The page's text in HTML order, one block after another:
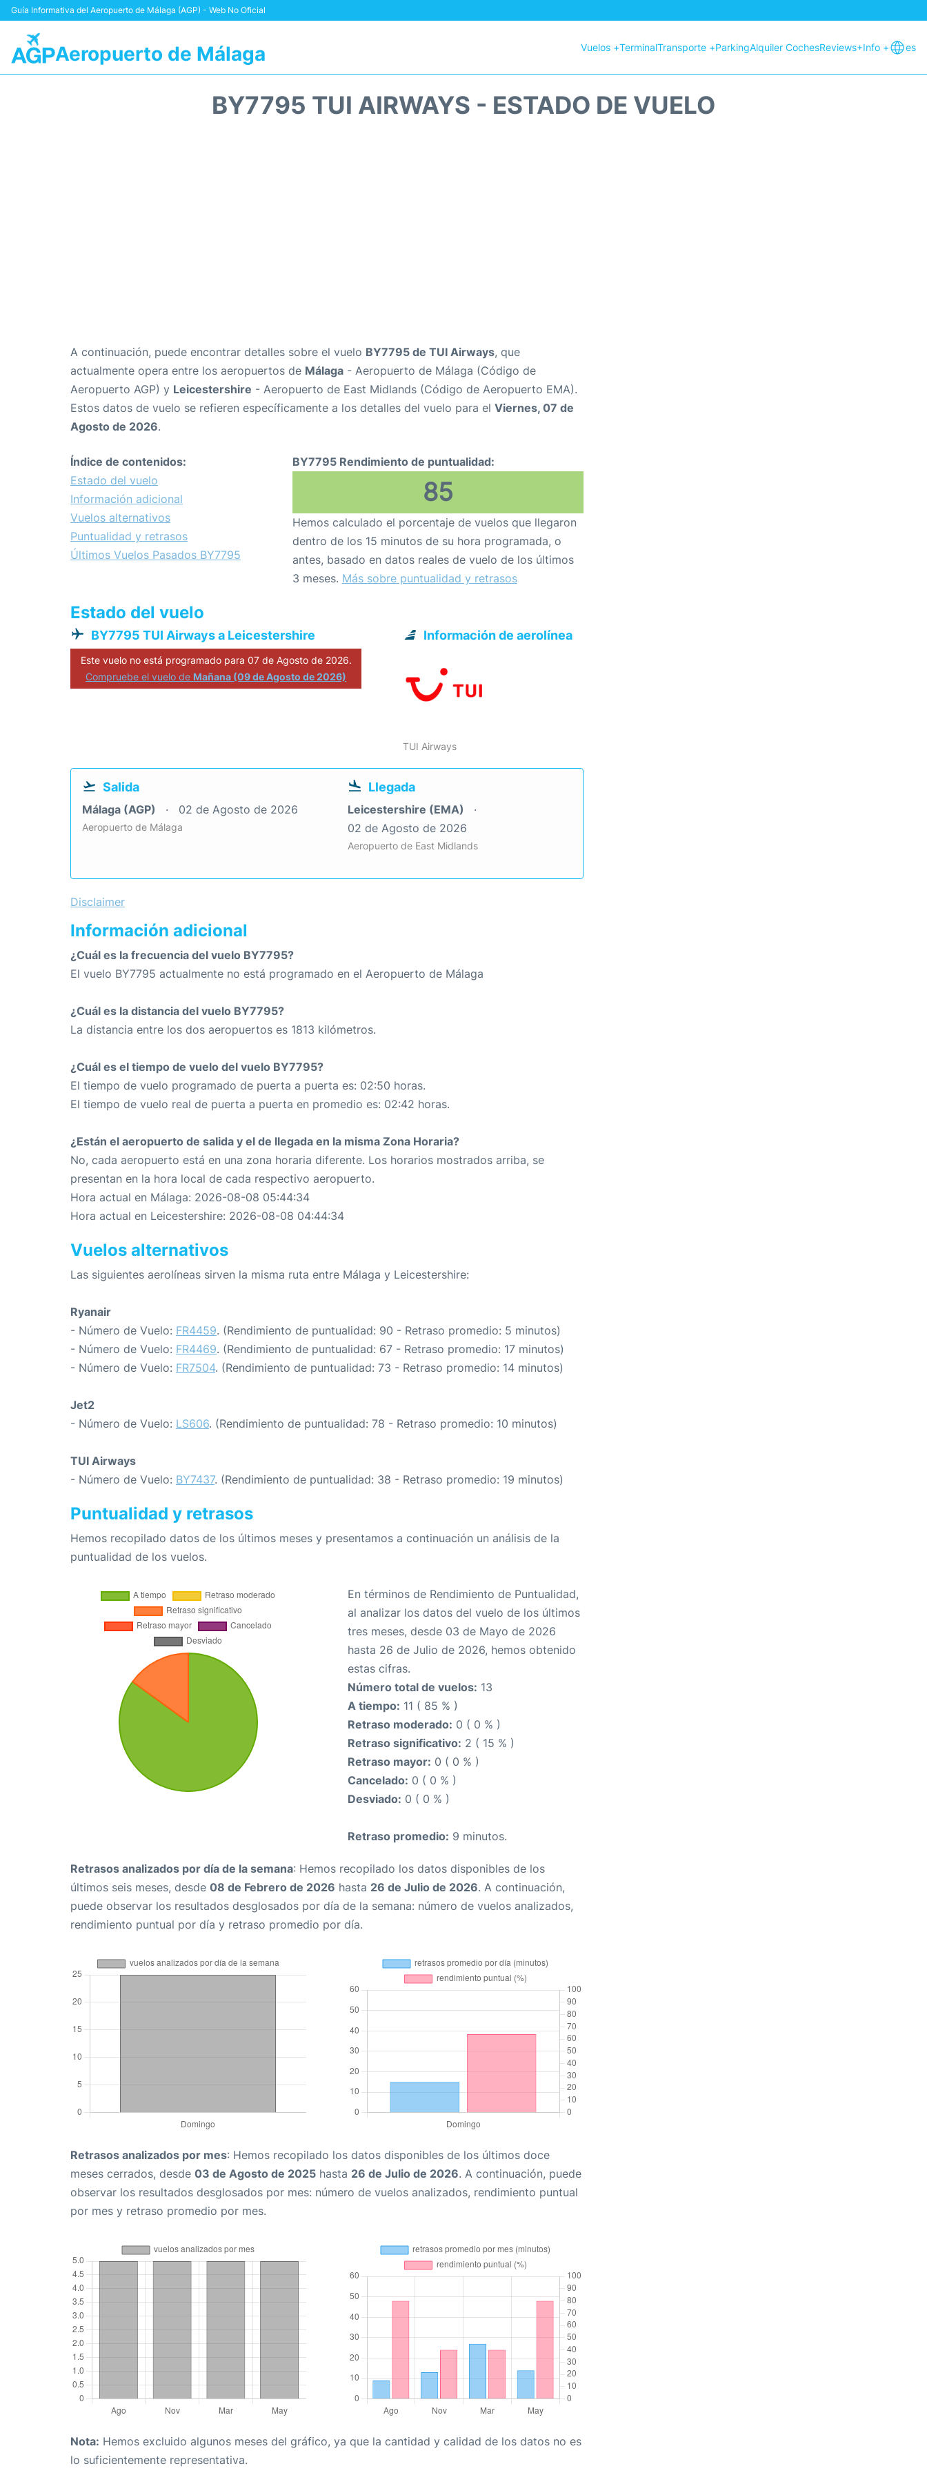
Guía Informativa del Aeropuerto de Málaga (AGP) - Web No Oficial
Aeropuerto de Málaga Vuelos +TerminalTransporte +ParkingAlquiler CochesReviews+Info + es
BY7795 TUI AIRWAYS - ESTADO DE VUELO
A continuación, puede encontrar detalles sobre el vuelo BY7795 de TUI Airways, que
actualmente opera entre los aeropuertos de Málaga - Aeropuerto de Málaga (Código de
Aeropuerto AGP) y Leicestershire - Aeropuerto de East Midlands (Código de Aeropuerto EMA).
Estos datos de vuelo se refieren específicamente a los detalles del vuelo para el Viernes, 07 de
Agosto de 2026.
Índice de contenidos:
Estado del vuelo
Información adicional
Vuelos alternativos
Puntualidad y retrasos
Últimos Vuelos Pasados BY7795
BY7795 Rendimiento de puntualidad:
85
Hemos calculado el porcentaje de vuelos que llegaron
dentro de los 15 minutos de su hora programada, o
antes, basado en datos reales de vuelo de los últimos
3 meses. Más sobre puntualidad y retrasos
Estado del vuelo
BY7795 TUI Airways a Leicestershire
Este vuelo no está programado para 07 de Agosto de 2026.
Compruebe el vuelo de Mañana (09 de Agosto de 2026)
Información de aerolínea
TUI Airways
Salida
Málaga (AGP) 02 de Agosto de 2026
Aeropuerto de Málaga
Llegada
Leicestershire (EMA)
02 de Agosto de 2026
Aeropuerto de East Midlands
Disclaimer
Información adicional
¿Cuál es la frecuencia del vuelo BY7795?
El vuelo BY7795 actualmente no está programado en el Aeropuerto de Málaga
¿Cuál es la distancia del vuelo BY7795?
La distancia entre los dos aeropuertos es 1813 kilómetros.
¿Cuál es el tiempo de vuelo del vuelo BY7795?
El tiempo de vuelo programado de puerta a puerta es: 02:50 horas.
El tiempo de vuelo real de puerta a puerta en promedio es: 02:42 horas.
¿Están el aeropuerto de salida y el de llegada en la misma Zona Horaria?
No, cada aeropuerto está en una zona horaria diferente. Los horarios mostrados arriba, se
presentan en la hora local de cada respectivo aeropuerto.
Hora actual en Málaga: 2026-08-08 05:44:34
Hora actual en Leicestershire: 2026-08-08 04:44:34
Vuelos alternativos
Las siguientes aerolíneas sirven la misma ruta entre Málaga y Leicestershire:
Ryanair
- Número de Vuelo: FR4459. (Rendimiento de puntualidad: 90 - Retraso promedio: 5 minutos)
- Número de Vuelo: FR4469. (Rendimiento de puntualidad: 67 - Retraso promedio: 17 minutos)
- Número de Vuelo: FR7504. (Rendimiento de puntualidad: 73 - Retraso promedio: 14 minutos)
Jet2
- Número de Vuelo: LS606. (Rendimiento de puntualidad: 78 - Retraso promedio: 10 minutos)
TUI Airways
- Número de Vuelo: BY7437. (Rendimiento de puntualidad: 38 - Retraso promedio: 19 minutos)
Puntualidad y retrasos
Hemos recopilado datos de los últimos meses y presentamos a continuación un análisis de la
puntualidad de los vuelos.
En términos de Rendimiento de Puntualidad,
al analizar los datos del vuelo de los últimos
tres meses, desde 03 de Mayo de 2026
hasta 26 de Julio de 2026, hemos obtenido
estas cifras.
Número total de vuelos: 13
A tiempo: 11 ( 85 % )
Retraso moderado: 0 ( 0 % )
Retraso significativo: 2 ( 15 % )
Retraso mayor: 0 ( 0 % )
Cancelado: 0 ( 0 % )
Desviado: 0 ( 0 % )
Retraso promedio: 9 minutos.
Retrasos analizados por día de la semana: Hemos recopilado los datos disponibles de los
últimos seis meses, desde 08 de Febrero de 2026 hasta 26 de Julio de 2026. A continuación,
puede observar los resultados desglosados por día de la semana: número de vuelos analizados,
rendimiento puntual por día y retraso promedio por día.
Retrasos analizados por mes: Hemos recopilado los datos disponibles de los últimos doce
meses cerrados, desde 03 de Agosto de 2025 hasta 26 de Julio de 2026. A continuación, puede
observar los resultados desglosados por mes: número de vuelos analizados, rendimiento puntual
por mes y retraso promedio por mes.
Nota: Hemos excluido algunos meses del gráfico, ya que la cantidad y calidad de los datos no es
lo suficientemente representativa.